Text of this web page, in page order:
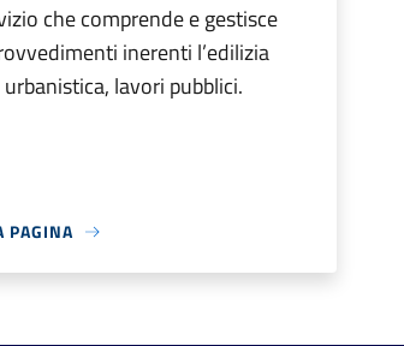
che comprende e gestisce
inerenti l’edilizia
lavori pubblici.
PAGINA